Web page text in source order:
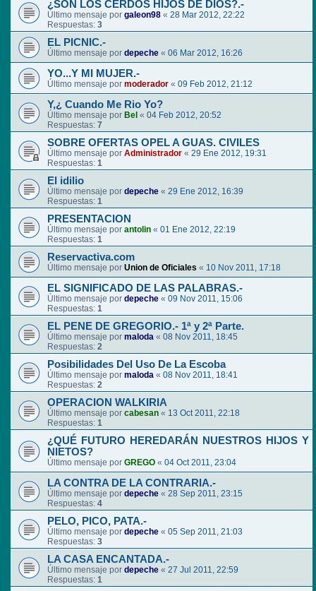
¿SON LOS CERDOS HIJOS DE DIOS?.-
Último mensaje por galeon98 « 28 Mar 2012, 22:22
Respuestas: 3
EL PICNIC.-
Último mensaje por depeche « 06 Mar 2012, 16:26
YO...Y MI MUJER.-
Último mensaje por moderador « 09 Feb 2012, 21:12
Y,¿ Cuando Me Rio Yo?
Último mensaje por Bel « 04 Feb 2012, 20:52
Respuestas: 7
SOBRE OFERTAS OPEL A GUAS. CIVILES
Último mensaje por Administrador « 29 Ene 2012, 19:31
Respuestas: 1
El idilio
Último mensaje por depeche « 29 Ene 2012, 16:39
Respuestas: 1
PRESENTACION
Último mensaje por antolin « 01 Ene 2012, 22:19
Respuestas: 1
Reservactiva.com
Último mensaje por Union de Oficiales « 10 Nov 2011, 17:18
EL SIGNIFICADO DE LAS PALABRAS.-
Último mensaje por depeche « 09 Nov 2011, 15:06
Respuestas: 1
EL PENE DE GREGORIO.- 1ª y 2ª Parte.
Último mensaje por maloda « 08 Nov 2011, 18:45
Respuestas: 2
Posibilidades Del Uso De La Escoba
Último mensaje por maloda « 08 Nov 2011, 18:41
Respuestas: 2
OPERACION WALKIRIA
Último mensaje por cabesan « 13 Oct 2011, 22:18
Respuestas: 1
¿QUÉ FUTURO HEREDARÁN NUESTROS HIJOS Y
NIETOS?
Último mensaje por GREGO « 04 Oct 2011, 23:04
LA CONTRA DE LA CONTRARIA.-
Último mensaje por depeche « 28 Sep 2011, 23:15
Respuestas: 4
PELO, PICO, PATA.-
Último mensaje por depeche « 05 Sep 2011, 21:03
Respuestas: 3
LA CASA ENCANTADA.-
Último mensaje por depeche « 27 Jul 2011, 22:59
Respuestas: 1